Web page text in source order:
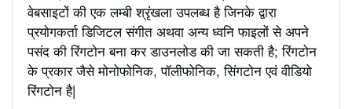
वेबसाइटों की एक लम्बी श्रृंखला उपलब्ध है जिनके द्वारा
प्रयोगकर्ता डिजिटल संगीत अथवा अन्य ध्वनि फाइलों से अपने
पसंद की रिंगटोन बना कर डाउनलोड की जा सकती है; रिंगटोन
के प्रकार जैसे मोनोफोनिक, पॉलीफोनिक, सिंगटोन एवं वीडियो
रिंगटोन है|